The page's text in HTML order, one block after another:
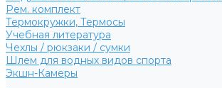
Рем. комплект
Термокружки, Термосы
Учебная литература
Чехлы / рюкзаки / сумки
Шлем для водных видов спорта
Экшн-Камеры